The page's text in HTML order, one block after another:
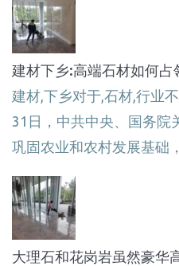
建材下乡:高端石材如何占
建材,下乡对于,石材,行业
31日，中共中央、国务院
巩固农业和农村发展基础
大理石和花岗岩虽然豪华